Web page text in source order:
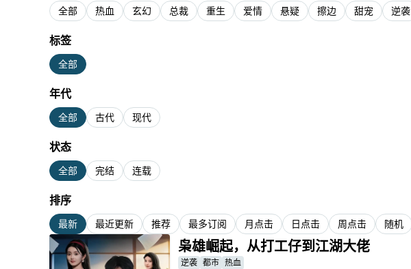
全部 热血 玄幻 总裁 重生 爱情 悬疑 擦边 甜宠 逆袭
标签
全部
年代
全部 古代 现代
状态
全部 完结 连载
排序
最新 最近更新 推荐 最多订阅 月点击 日点击 周点击 随机
枭雄崛起，从打工仔到江湖大佬
逆袭 都市 热血